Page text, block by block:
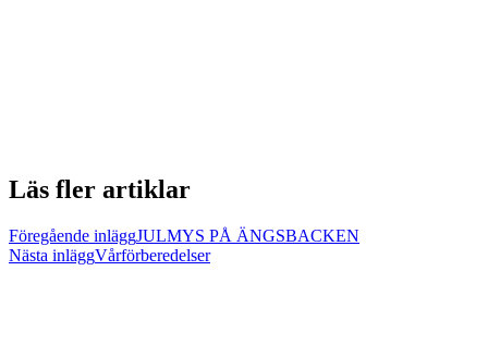
Läs fler artiklar
Föregående inläggJULMYS PÅ ÄNGSBACKEN
Nästa inläggVårförberedelser